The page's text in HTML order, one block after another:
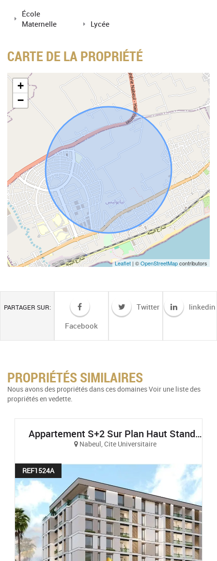
École
Maternelle
Lycée
CARTE DE LA PROPRIÉTÉ
+
−
Leaflet | ©OpenStreetMapcontributors
PARTAGER SUR:
Facebook
Twitter linkedin
PROPRIÉTÉS SIMILAIRES
Nous avons des propriétés dans ces domaines Voir une liste des
propriétés en vedette.
Appartement S+2 Sur Plan Haut Standing Et Vue Sur Mer À AFH Mrezga, Cité El Wafa, Nabeul
Nabeul, Cite Universitaire
REF1524A